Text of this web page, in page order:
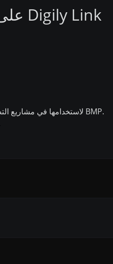
كيفية استخدام محول WEBP إلى BMP على Digily Link
تحويل صور WEBP إلى BMP لاستخدامها في مشاريع التصميم التي تتطلب تنسيق BMP.